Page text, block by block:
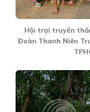
Hội trại truyền
Đoàn Thanh Niên